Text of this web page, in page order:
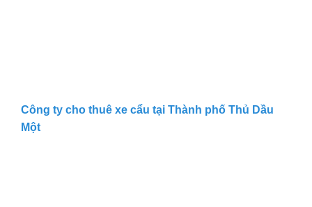
Công ty cho thuê xe cẩu tại Thành phố Thủ Dầu
Một